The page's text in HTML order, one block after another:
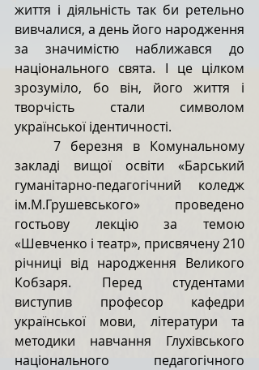
життя і діяльність так би ретельно
вивчалися, а день його народження
за значимістю наближався до
національного свята. І це цілком
зрозуміло, бо він, його життя і
творчість стали символом
української ідентичності.
закладі вищої освіти «Барський
гуманітарно-педагогічний коледж
ім.М.Грушевського» проведено
гостьову лекцію за темою
«Шевченко і театр», присвячену 210
річниці від народження Великого
Кобзаря. Перед студентами
виступив професор кафедри
української мови, літератури та
методики навчання Глухівського
національного педагогічного